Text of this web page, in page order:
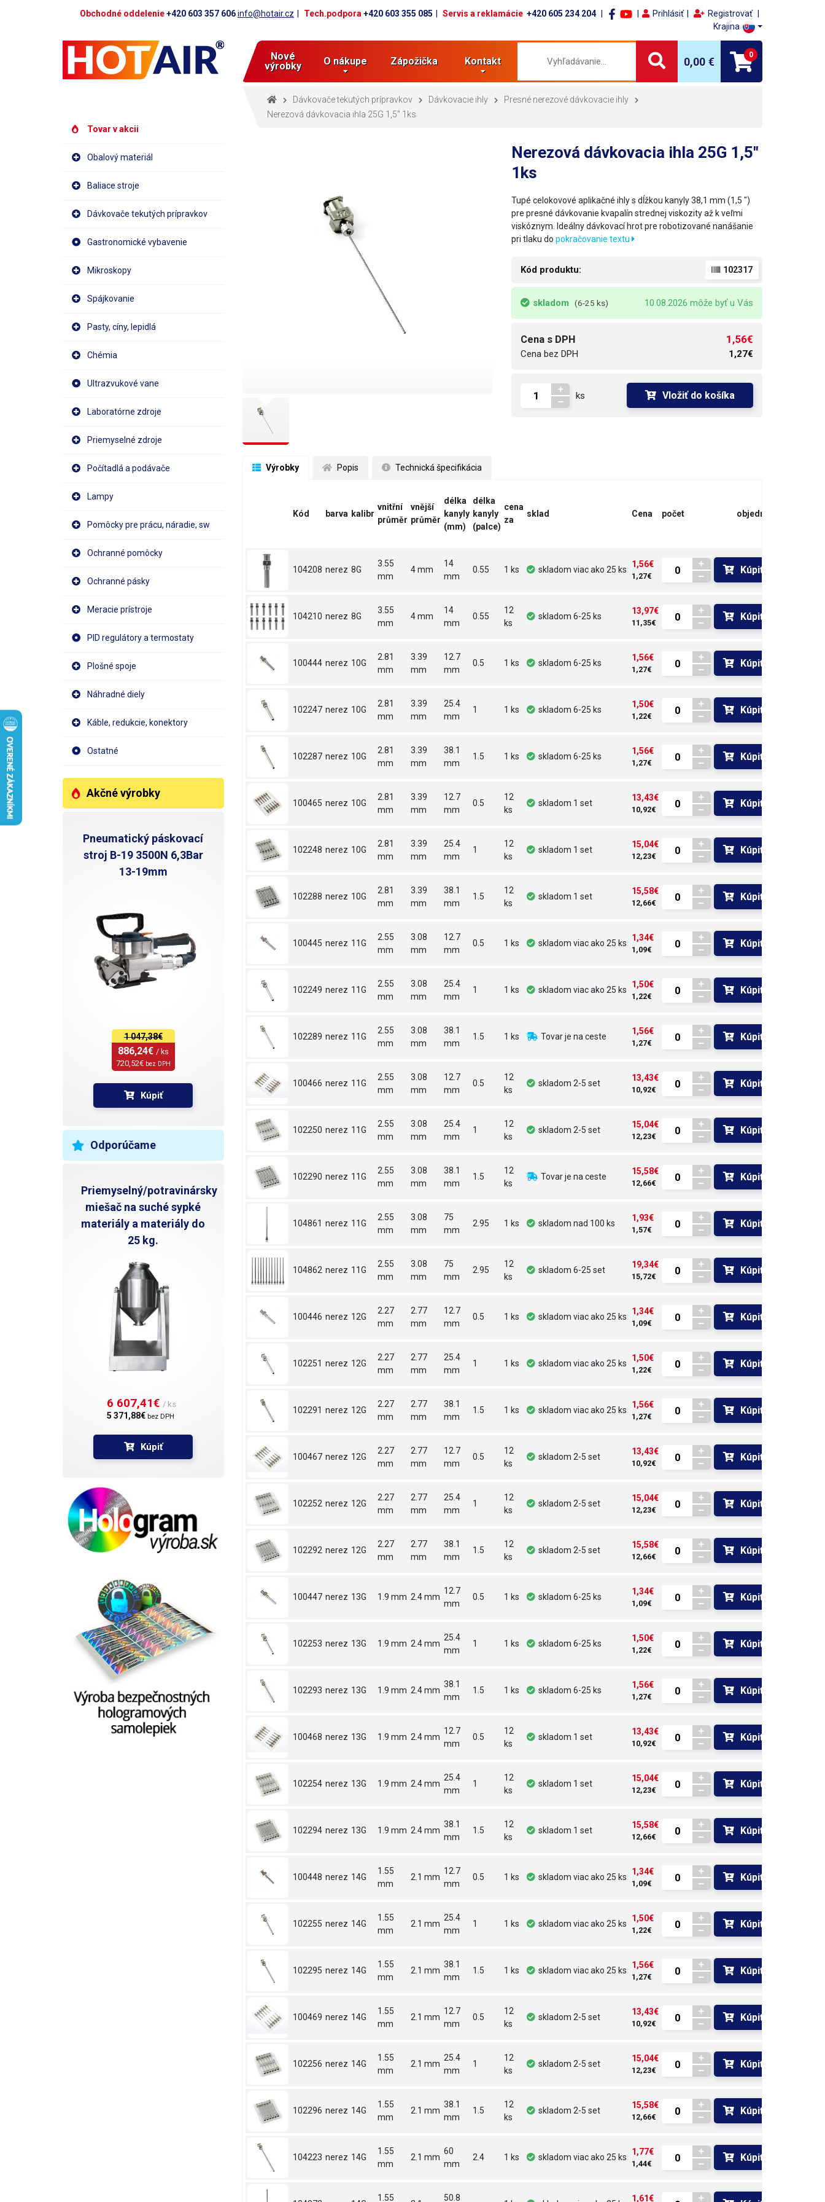
Obchodné oddelenie+420 603 357 606info@hotair.cz Tech.podpora +420 603 355 085 Servis a reklamácie +420 605 234 204 Prihlásiť
Registrovať
Krajina
Nové
výrobky
O nákupe Zápožička Kontakt 0,00 €
0
Tovar v akcii
Obalový materiál
Baliace stroje
Dávkovače tekutých prípravkov
Gastronomické vybavenie
Mikroskopy
Spájkovanie
Pasty, cíny, lepidlá
Chémia
Ultrazvukové vane
Laboratórne zdroje
Priemyselné zdroje
Počítadlá a podávače
Lampy
Pomôcky pre prácu, náradie, sw
Ochranné pomôcky
Ochranné pásky
Meracie prístroje
PID regulátory a termostaty
Plošné spoje
Náhradné diely
Káble, redukcie, konektory
Ostatné
Akčné výrobky
Pneumatický páskovací
stroj B-19 3500N 6,3Bar
13-19mm
1 047,38€
886,24€ / ks
720,52€ bez DPH
Kúpiť
Odporúčame
Priemyselný/potravinársky
miešač na suché sypké
materiály a materiály do
25 kg.
6 607,41€ / ks
5 371,88€ bez DPH
Kúpiť
Dávkovače tekutých prípravkov Dávkovacie ihly
Presné nerezové dávkovacie ihly
Nerezová dávkovacia ihla 25G 1,5" 1ks
Nerezová dávkovacia ihla 25G 1,5"
1ks
Tupé celokovové aplikačné ihly s dĺžkou kanyly 38,1 mm (1,5 ")
pre presné dávkovanie kvapalín strednej viskozity až k veľmi
viskóznym. Ideálny dávkovací hrot pre robotizované nanášanie
pri tlaku dopokračovanie textu
Kód produktu: 102317
skladom (6-25 ks) 10.08.2026 môže byť u Vás
Cena s DPH
Cena bez DPH
1,56€
1,27€
ks Vložiť do košíka
Výrobky Popis Technická špecifikácia
Kód barva kalibr
vnitřní
průměr
vnější
průměr
délka
kanyly
(mm)
délka
kanyly
(palce)
cena
za
sklad Cena počet objednať
104208 nerez 8G
3.55
mm
4 mm
14
mm
0.55 1 ks skladom viac ako 25 ks
1,56€
1,27€
Kúpiť
104210 nerez 8G
3.55
mm
4 mm
14
mm
0.55
12
ks
skladom 6-25 ks
13,97€
11,35€
Kúpiť
100444 nerez 10G
2.81
mm
3.39
mm
12.7
mm
0.5 1 ks skladom 6-25 ks
1,56€
1,27€
Kúpiť
102247 nerez 10G
2.81
mm
3.39
mm
25.4
mm
1 1 ks skladom 6-25 ks
1,50€
1,22€
Kúpiť
102287 nerez 10G
2.81
mm
3.39
mm
38.1
mm
1.5 1 ks skladom 6-25 ks
1,56€
1,27€
Kúpiť
100465 nerez 10G
2.81
mm
3.39
mm
12.7
mm
0.5
12
ks
skladom 1 set
13,43€
10,92€
Kúpiť
102248 nerez 10G
2.81
mm
3.39
mm
25.4
mm
1
12
ks
skladom 1 set
15,04€
12,23€
Kúpiť
102288 nerez 10G
2.81
mm
3.39
mm
38.1
mm
1.5
12
ks
skladom 1 set
15,58€
12,66€
Kúpiť
100445 nerez 11G
2.55
mm
3.08
mm
12.7
mm
0.5 1 ks skladom viac ako 25 ks
1,34€
1,09€
Kúpiť
102249 nerez 11G
2.55
mm
3.08
mm
25.4
mm
1 1 ks skladom viac ako 25 ks
1,50€
1,22€
Kúpiť
102289 nerez 11G
2.55
mm
3.08
mm
38.1
mm
1.5 1 ks Tovar je na ceste
1,56€
1,27€
Kúpiť
100466 nerez 11G
2.55
mm
3.08
mm
12.7
mm
0.5
12
ks
skladom 2-5 set
13,43€
10,92€
Kúpiť
102250 nerez 11G
2.55
mm
3.08
mm
25.4
mm
1
12
ks
skladom 2-5 set
15,04€
12,23€
Kúpiť
102290 nerez 11G
2.55
mm
3.08
mm
38.1
mm
1.5
12
ks
Tovar je na ceste
15,58€
12,66€
Kúpiť
104861 nerez 11G
2.55
mm
3.08
mm
75
mm
2.95 1 ks skladom nad 100 ks
1,93€
1,57€
Kúpiť
104862 nerez 11G
2.55
mm
3.08
mm
75
mm
2.95
12
ks
skladom 6-25 set
19,34€
15,72€
Kúpiť
100446 nerez 12G
2.27
mm
2.77
mm
12.7
mm
0.5 1 ks skladom viac ako 25 ks
1,34€
1,09€
Kúpiť
102251 nerez 12G
2.27
mm
2.77
mm
25.4
mm
1 1 ks skladom viac ako 25 ks
1,50€
1,22€
Kúpiť
102291 nerez 12G
2.27
mm
2.77
mm
38.1
mm
1.5 1 ks skladom viac ako 25 ks
1,56€
1,27€
Kúpiť
100467 nerez 12G
2.27
mm
2.77
mm
12.7
mm
0.5
12
ks
skladom 2-5 set
13,43€
10,92€
Kúpiť
102252 nerez 12G
2.27
mm
2.77
mm
25.4
mm
1
12
ks
skladom 2-5 set
15,04€
12,23€
Kúpiť
102292 nerez 12G
2.27
mm
2.77
mm
38.1
mm
1.5
12
ks
skladom 2-5 set
15,58€
12,66€
Kúpiť
100447 nerez 13G 1.9 mm 2.4 mm
12.7
mm
0.5 1 ks skladom 6-25 ks
1,34€
1,09€
Kúpiť
102253 nerez 13G 1.9 mm 2.4 mm
25.4
mm
1 1 ks skladom 6-25 ks
1,50€
1,22€
Kúpiť
102293 nerez 13G 1.9 mm 2.4 mm
38.1
mm
1.5 1 ks skladom 6-25 ks
1,56€
1,27€
Kúpiť
100468 nerez 13G 1.9 mm 2.4 mm
12.7
mm
0.5
12
ks
skladom 1 set
13,43€
10,92€
Kúpiť
102254 nerez 13G 1.9 mm 2.4 mm
25.4
mm
1
12
ks
skladom 1 set
15,04€
12,23€
Kúpiť
102294 nerez 13G 1.9 mm 2.4 mm
38.1
mm
1.5
12
ks
skladom 1 set
15,58€
12,66€
Kúpiť
100448 nerez 14G
1.55
mm
2.1 mm
12.7
mm
0.5 1 ks skladom viac ako 25 ks
1,34€
1,09€
Kúpiť
102255 nerez 14G
1.55
mm
2.1 mm
25.4
mm
1 1 ks skladom viac ako 25 ks
1,50€
1,22€
Kúpiť
102295 nerez 14G
1.55
mm
2.1 mm
38.1
mm
1.5 1 ks skladom viac ako 25 ks
1,56€
1,27€
Kúpiť
100469 nerez 14G
1.55
mm
2.1 mm
12.7
mm
0.5
12
ks
skladom 2-5 set
13,43€
10,92€
Kúpiť
102256 nerez 14G
1.55
mm
2.1 mm
25.4
mm
1
12
ks
skladom 2-5 set
15,04€
12,23€
Kúpiť
102296 nerez 14G
1.55
mm
2.1 mm
38.1
mm
1.5
12
ks
skladom 2-5 set
15,58€
12,66€
Kúpiť
104223 nerez 14G
1.55
mm
2.1 mm
60
mm
2.4 1 ks skladom viac ako 25 ks
1,77€
1,44€
Kúpiť
1.55 50.8 1,61€